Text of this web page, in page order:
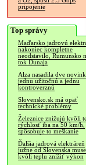
pripojenie
Top správy
Maďarsko jadrovú
nakoniec kompletne
neodstavilo, Rumunsko
tok Dunaja
Alza nasadila dve
jednu užitočnú a jednu
kontroverznú
Slovensko.sk má opäť
technické problémy
Železnice znižujú kvôli
rýchlosť iba na 50 km/h,
spôsobuje to meškanie
Ďalšia jadrová elektráreň
južne od Slovenska
kvôli teplu znížiť výkon